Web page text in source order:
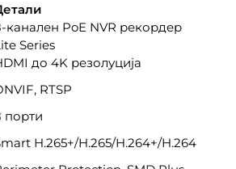
канален PoE NVR рекордер
Series
до 4K резолуција
RTSP
порти
H.265+/H.265/H.264+/H.264